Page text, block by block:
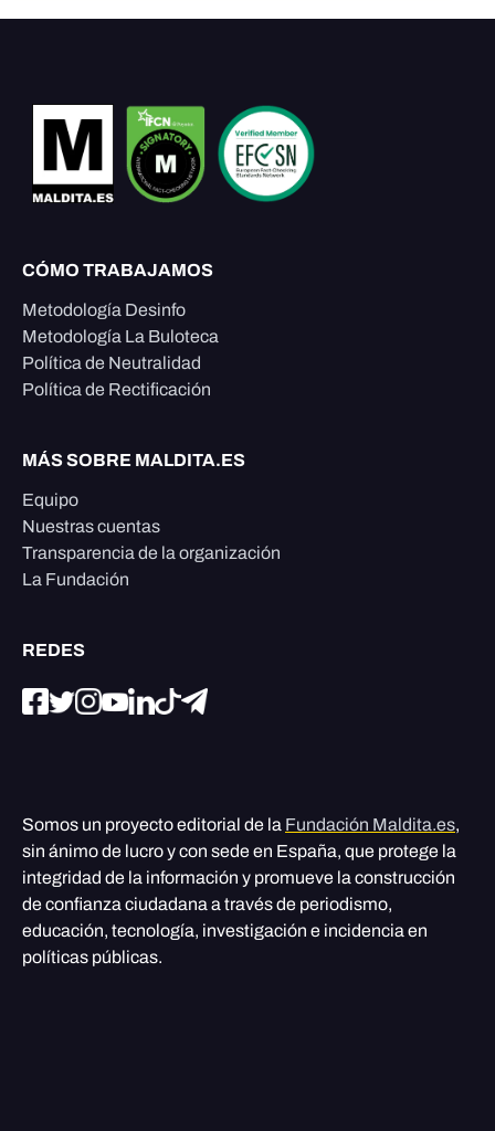
CÓMO TRABAJAMOS
Metodología Desinfo
Metodología La Buloteca
Política de Neutralidad
Política de Rectificación
MÁS SOBRE MALDITA.ES
Equipo
Nuestras cuentas
Transparencia de la organización
La Fundación
REDES
Somos un proyecto editorial de la Fundación Maldita.es,
sin ánimo de lucro y con sede en España, que protege la
integridad de la información y promueve la construcción
de confianza ciudadana a través de periodismo,
educación, tecnología, investigación e incidencia en
políticas públicas.